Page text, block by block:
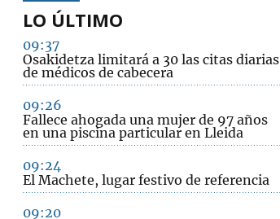
LO ÚLTIMO
09:37
Osakidetza limitará a 30 las citas diarias
de médicos de cabecera
09:26
Fallece ahogada una mujer de 97 años
en una piscina particular en Lleida
09:24
El Machete, lugar festivo de referencia
09:20